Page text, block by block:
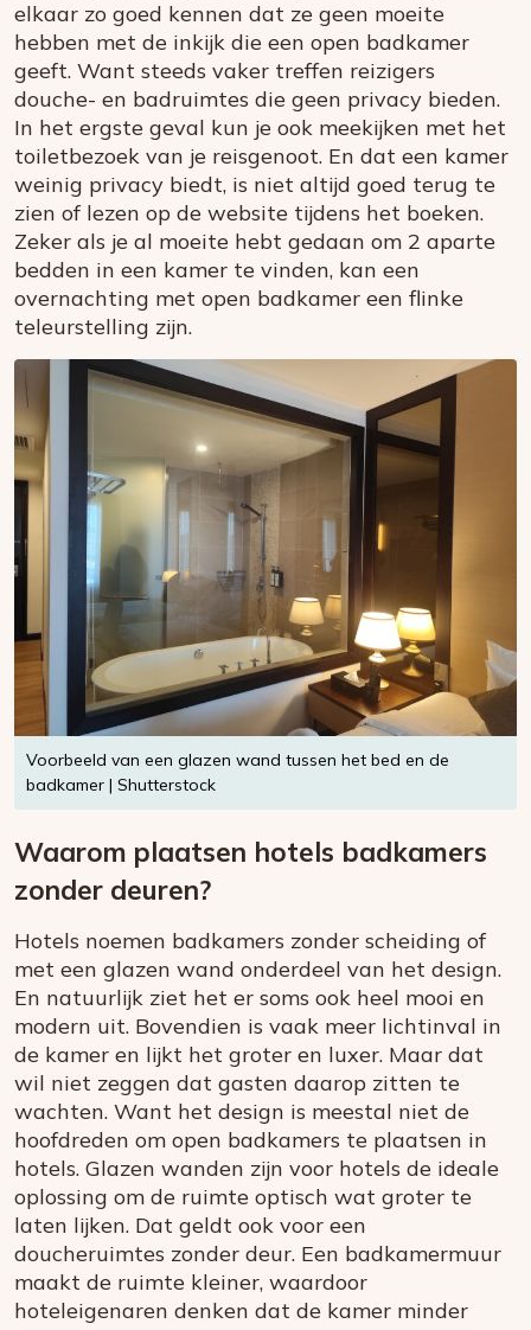
elkaar zo goed kennen dat ze geen moeite
hebben met de inkijk die een open badkamer
geeft. Want steeds vaker treffen reizigers
douche- en badruimtes die geen privacy bieden.
In het ergste geval kun je ook meekijken met het
toiletbezoek van je reisgenoot. En dat een kamer
weinig privacy biedt, is niet altijd goed terug te
zien of lezen op de website tijdens het boeken.
Zeker als je al moeite hebt gedaan om 2 aparte
bedden in een kamer te vinden, kan een
overnachting met open badkamer een flinke
teleurstelling zijn.
Voorbeeld van een glazen wand tussen het bed en de
badkamer | Shutterstock
Waarom plaatsen hotels badkamers
zonder deuren?
Hotels noemen badkamers zonder scheiding of
met een glazen wand onderdeel van het design.
En natuurlijk ziet het er soms ook heel mooi en
modern uit. Bovendien is vaak meer lichtinval in
de kamer en lijkt het groter en luxer. Maar dat
wil niet zeggen dat gasten daarop zitten te
wachten. Want het design is meestal niet de
hoofdreden om open badkamers te plaatsen in
hotels. Glazen wanden zijn voor hotels de ideale
oplossing om de ruimte optisch wat groter te
laten lijken. Dat geldt ook voor een
doucheruimtes zonder deur. Een badkamermuur
maakt de ruimte kleiner, waardoor
hoteleigenaren denken dat de kamer minder